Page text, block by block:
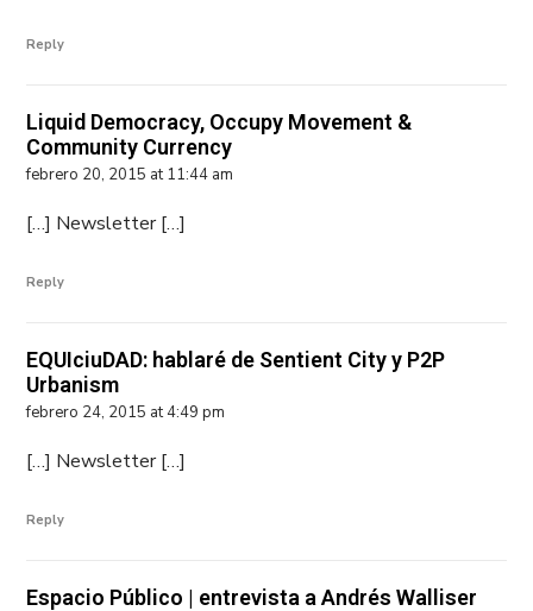
Reply
Liquid Democracy, Occupy Movement &
Community Currency
febrero 20, 2015 at 11:44 am
[…] Newsletter […]
Reply
EQUIciuDAD: hablaré de Sentient City y P2P
Urbanism
febrero 24, 2015 at 4:49 pm
[…] Newsletter […]
Reply
Espacio Público | entrevista a Andrés Walliser